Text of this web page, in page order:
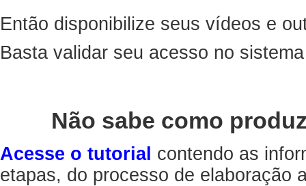
Então disponibilize seus vídeos e
Basta validar seu acesso no
Não sabe como
Acesse o tutorial contendo as
etapas, do processo de elaboração